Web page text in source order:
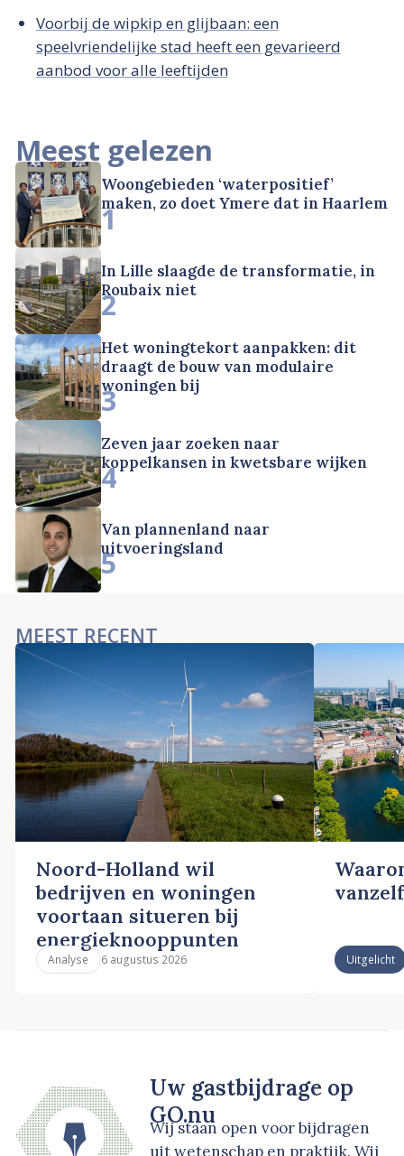
Voorbij de wipkip en glijbaan: een
speelvriendelijke stad heeft een gevarieerd
aanbod voor alle leeftijden
Meest gelezen
Woongebieden ‘waterpositief’
maken, zo doet Ymere dat in Haarlem
1
In Lille slaagde de transformatie, in
Roubaix niet
2
Het woningtekort aanpakken: dit
draagt de bouw van modulaire
woningen bij
3
Zeven jaar zoeken naar
koppelkansen in kwetsbare wijken
4
Van plannenland naar
uitvoeringsland
5
MEEST RECENT
Noord-Holland wil
bedrijven en woningen
voortaan situeren bij
energieknooppunten
Analyse 6 augustus 2026 Uitgelicht
Uw gastbijdrage op
GO.nu
Wij staan open voor bijdragen
uit wetenschap en praktijk. Wij